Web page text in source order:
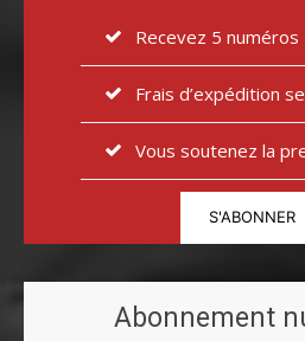
Recevez 5 numéros
Frais d’expédition
Vous soutenez la
S'ABONNER
Abonnement